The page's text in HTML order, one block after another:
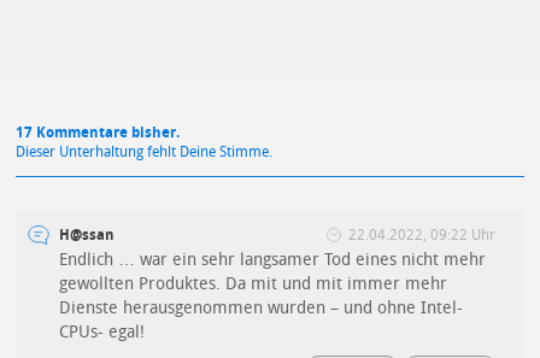
17 Kommentare bisher.
Dieser Unterhaltung fehlt Deine Stimme.
H@ssan 22.04.2022, 09:22 Uhr
Endlich … war ein sehr langsamer Tod eines nicht mehr
gewollten Produktes. Da mit und mit immer mehr
Dienste herausgenommen wurden – und ohne Intel-
CPUs- egal!